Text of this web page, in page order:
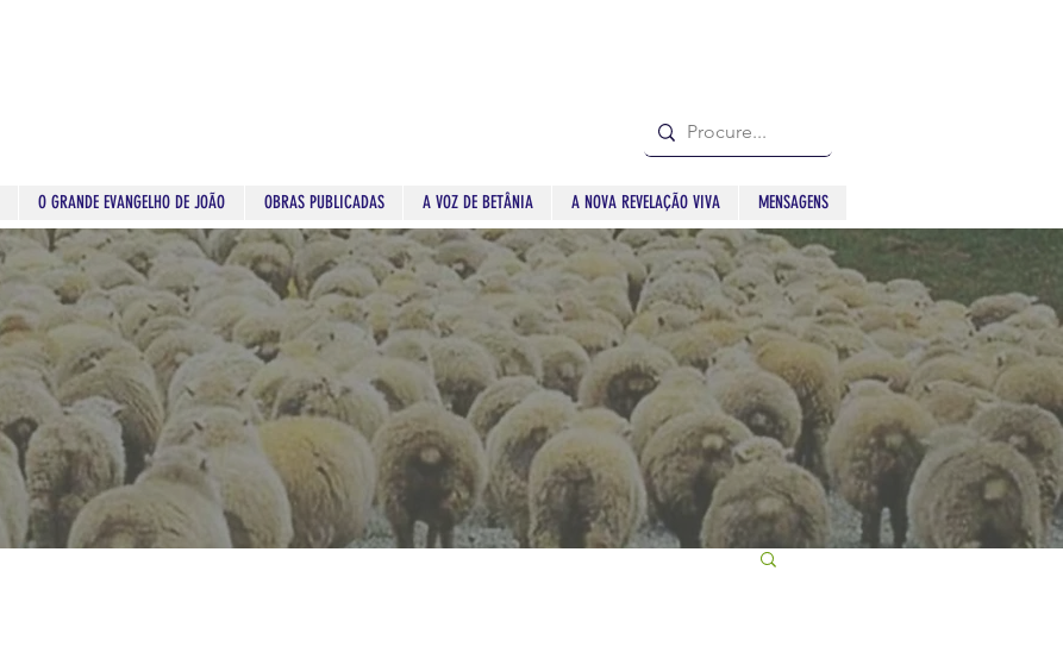
O GRANDE EVANGELHO DE JOÃO OBRAS PUBLICADAS A VOZ DE BETÂNIA A NOVA REVELAÇÃO VIVA MENSAGENS